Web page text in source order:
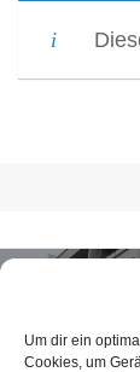
Um dir ein
Cookies, um
Beitrag: